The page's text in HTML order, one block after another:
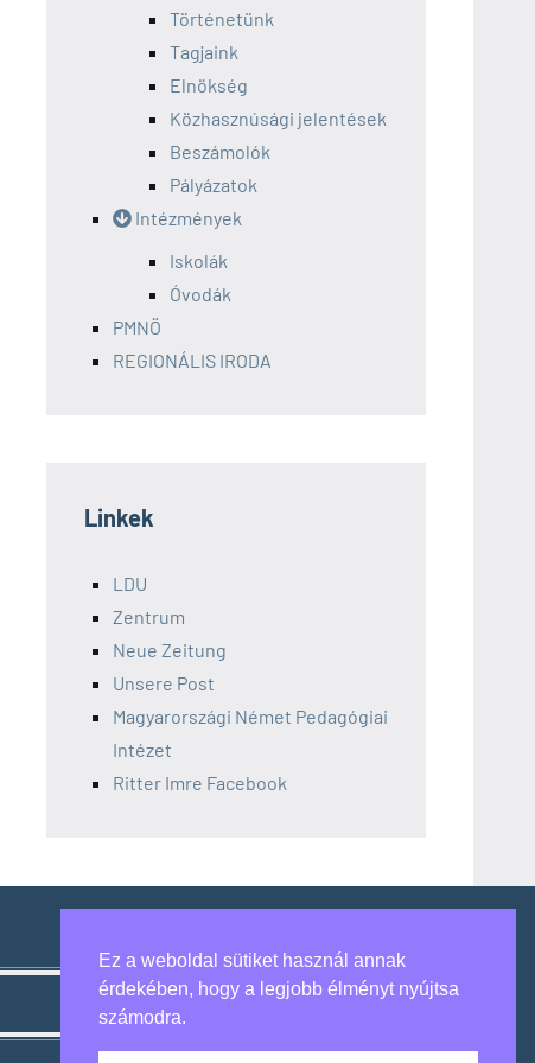
Történetünk
Tagjaink
Elnökség
Közhasznúsági jelentések
Beszámolók
Pályázatok
Intézmények
Iskolák
Óvodák
PMNÖ
REGIONÁLIS IRODA
Linkek
LDU
Zentrum
Neue Zeitung
Unsere Post
Magyarországi Német Pedagógiai
Intézet
Ritter Imre Facebook
Ez a weboldal sütiket használ annak
érdekében, hogy a legjobb élményt nyújtsa
számodra.